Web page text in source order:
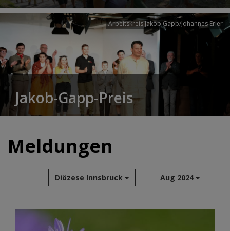
Arbeitskreis Jakob Gapp/Johannes Erler
Jakob-Gapp-Preis
Meldungen
Diözese Innsbruck Aug 2024
Aug 2026